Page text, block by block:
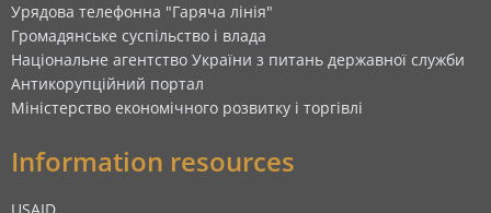
Урядова телефонна "Гаряча лінія"
Громадянське суспільство і влада
Національне агентство України з питань державної служби
Антикорупційний портал
Міністерство економічного розвитку і торгівлі
Information resources